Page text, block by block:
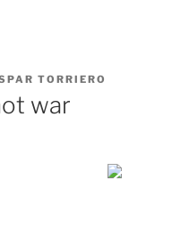
TORRIERO
war